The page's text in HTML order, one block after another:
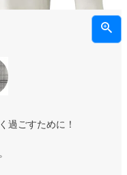
過ごすために！